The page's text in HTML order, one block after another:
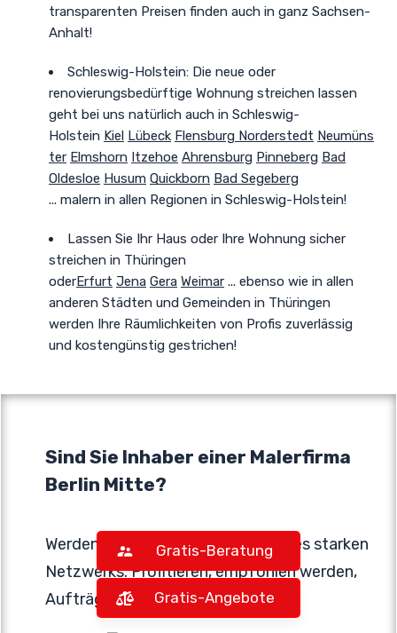
transparenten Preisen finden auch in ganz Sachsen-
Anhalt!
Schleswig-Holstein: Die neue oder
renovierungsbedürftige Wohnung streichen lassen
geht bei uns natürlich auch in Schleswig-
Holstein Kiel Lübeck Flensburg Norderstedt Neumüns
ter Elmshorn Itzehoe Ahrensburg Pinneberg Bad
Oldesloe Husum Quickborn Bad Segeberg
... malern in allen Regionen in Schleswig-Holstein!
Lassen Sie Ihr Haus oder Ihre Wohnung sicher
streichen in Thüringen
oderErfurt Jena Gera Weimar ... ebenso wie in allen
anderen Städten und Gemeinden in Thüringen
werden Ihre Räumlichkeiten von Profis zuverlässig
und kostengünstig gestrichen!
Sind Sie Inhaber einer Malerfirma
Berlin Mitte?
Werden Sie jetzt kostenlos Teil eines starken
Netzwerks. Profitieren, empfohlen werden,
Aufträge erhalten...
Gratis-Beratung
Gratis-Angebote